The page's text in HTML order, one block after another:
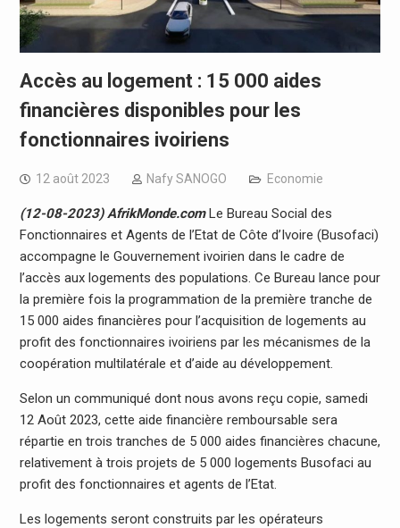
Accès au logement : 15 000 aides
financières disponibles pour les
fonctionnaires ivoiriens
12 août 2023 Nafy SANOGO Economie
(12-08-2023) AfrikMonde.comLe Bureau Social des
Fonctionnaires et Agents de l’Etat de Côte d’Ivoire (Busofaci)
accompagne le Gouvernement ivoirien dans le cadre de
l’accès aux logements des populations. Ce Bureau lance pour
la première fois la programmation de la première tranche de
15 000 aides financières pour l’acquisition de logements au
profit des fonctionnaires ivoiriens par les mécanismes de la
coopération multilatérale et d’aide au développement.
Selon un communiqué dont nous avons reçu copie, samedi
12 Août 2023, cette aide financière remboursable sera
répartie en trois tranches de 5 000 aides financières chacune,
relativement à trois projets de 5 000 logements Busofaci au
profit des fonctionnaires et agents de l’Etat.
Les logements seront construits par les opérateurs